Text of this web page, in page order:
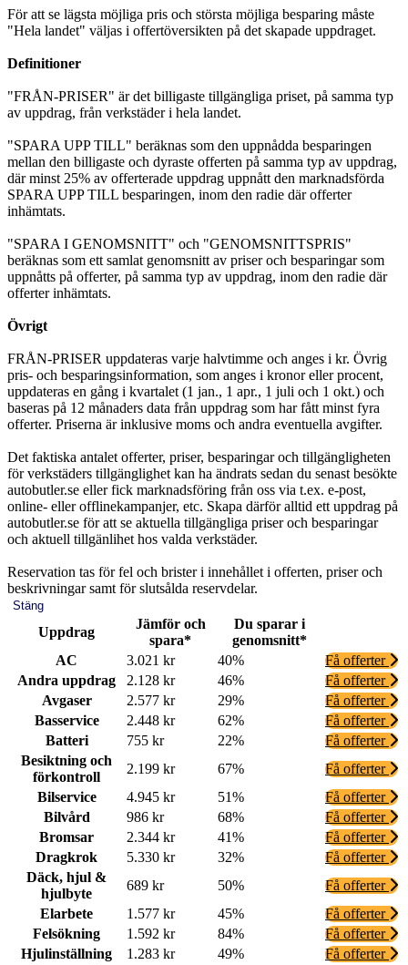
För att se lägsta möjliga pris och största möjliga besparing måste
"Hela landet" väljas i offertöversikten på det skapade uppdraget.
Definitioner
"FRÅN-PRISER" är det billigaste tillgängliga priset, på samma typ
av uppdrag, från verkstäder i hela landet.
"SPARA UPP TILL" beräknas som den uppnådda besparingen
mellan den billigaste och dyraste offerten på samma typ av uppdrag,
där minst 25% av offerterade uppdrag uppnått den marknadsförda
SPARA UPP TILL besparingen, inom den radie där offerter
inhämtats.
"SPARA I GENOMSNITT" och "GENOMSNITTSPRIS"
beräknas som ett samlat genomsnitt av priser och besparingar som
uppnåtts på offerter, på samma typ av uppdrag, inom den radie där
offerter inhämtats.
Övrigt
FRÅN-PRISER uppdateras varje halvtimme och anges i kr. Övrig
pris- och besparingsinformation, som anges i kronor eller procent,
uppdateras en gång i kvartalet (1 jan., 1 apr., 1 juli och 1 okt.) och
baseras på 12 månaders data från uppdrag som har fått minst fyra
offerter. Priserna är inklusive moms och andra eventuella avgifter.
Det faktiska antalet offerter, priser, besparingar och tillgängligheten
för verkstäders tillgänglighet kan ha ändrats sedan du senast besökte
autobutler.se eller fick marknadsföring från oss via t.ex. e-post,
online- eller offlinekampanjer, etc. Skapa därför alltid ett uppdrag på
autobutler.se för att se aktuella tillgängliga priser och besparingar
och aktuell tillgänlihet hos valda verkstäder.
Reservation tas för fel och brister i innehållet i offerten, priser och
beskrivningar samt för slutsålda reservdelar.
Stäng
Uppdrag
Jämför och
spara*
Du sparar i
genomsnitt*
AC
3.021 kr 40%
Få offerter
Andra uppdrag
2.128 kr 46%
Få offerter
Avgaser
2.577 kr 29%
Få offerter
Basservice
2.448 kr 62%
Få offerter
Batteri
755 kr 22%
Få offerter
Besiktning och
förkontroll
2.199 kr 67%
Få offerter
Bilservice
4.945 kr 51%
Få offerter
Bilvård
986 kr 68%
Få offerter
Bromsar
2.344 kr 41%
Få offerter
Dragkrok
5.330 kr 32%
Få offerter
Däck, hjul &
hjulbyte
689 kr 50%
Få offerter
Elarbete
1.577 kr 45%
Få offerter
Felsökning
1.592 kr 84%
Få offerter
Hjulinställning
1.283 kr 49%
Få offerter